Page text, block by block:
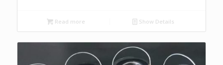
Read more Show Details